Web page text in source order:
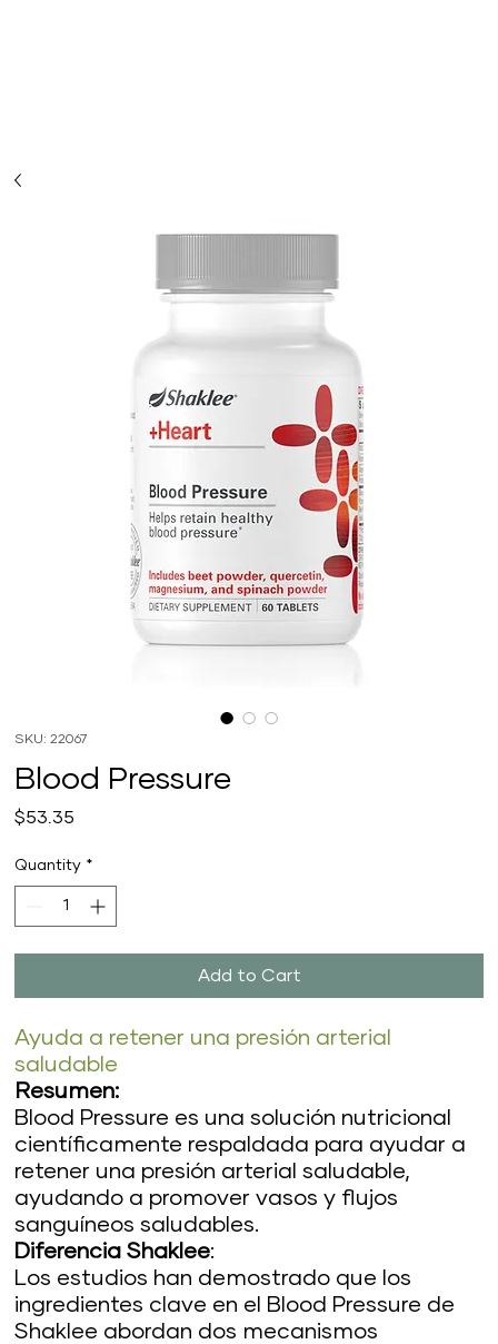
SKU: 22067
Blood Pressure
$53.35
Quantity *
Add to Cart
Ayuda a retener una presión arterial
saludable
Resumen:
Blood Pressure es una solución nutricional
científicamente respaldada para ayudar a
retener una presión arterial saludable,
ayudando a promover vasos y flujos
sanguíneos saludables.
Diferencia Shaklee:
Los estudios han demostrado que los
ingredientes clave en el Blood Pressure de
Shaklee abordan dos mecanismos